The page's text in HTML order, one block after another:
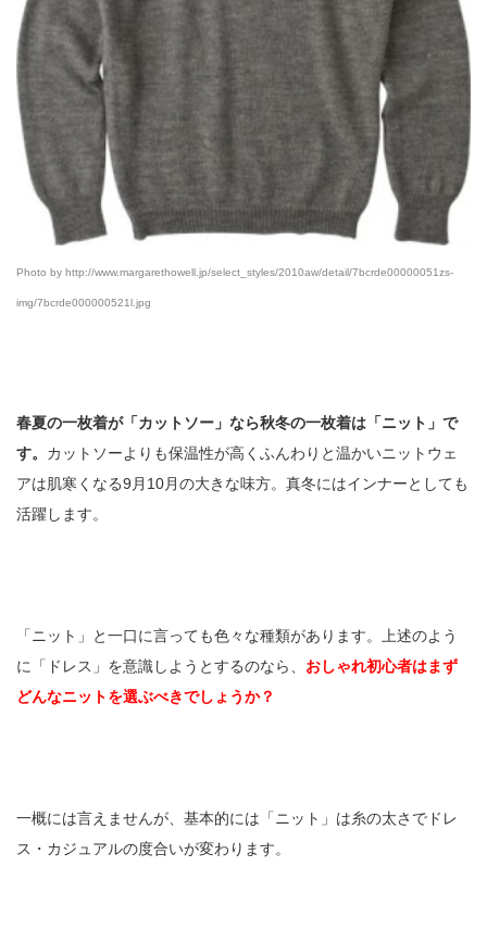
Photo by http://www.margarethowell.jp/select_styles/2010aw/detail/7bcrde00000051zs-
img/7bcrde000000521l.jpg
春夏の一枚着が「カットソー」なら秋冬の一枚着は「ニット」で
す。 カットソーよりも保温性が高くふんわりと温かいニットウェ
アは肌寒くなる9月10月の大きな味方。真冬にはインナーとしても
活躍します。
「ニット」と一口に言っても色々な種類があります。上述のよう
に「ドレス」を意識しようとするのなら、 おしゃれ初心者はまず
どんなニットを選ぶべきでしょうか？
一概には言えませんが、基本的には「ニット」は糸の太さでドレ
ス・カジュアルの度合いが変わります。